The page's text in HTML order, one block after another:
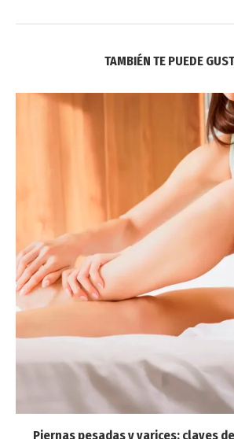
TAMBIÉN TE PUEDE
Piernas pesadas y varices: claves